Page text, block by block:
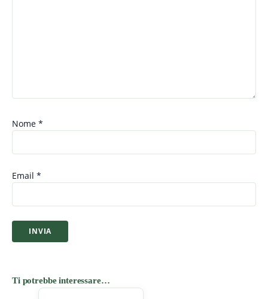
Nome *
Email *
Ti potrebbe interessare…